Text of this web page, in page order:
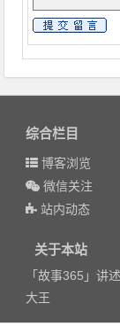
综合栏目
博客浏览
微信关注
站内动态
关于本站
「故事365」讲
大王